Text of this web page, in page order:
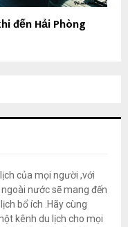
đến Hải Phòng
của mọi người ,với
nước sẽ mang đến
bổ ích .Hãy cùng
kênh du lịch cho mọi